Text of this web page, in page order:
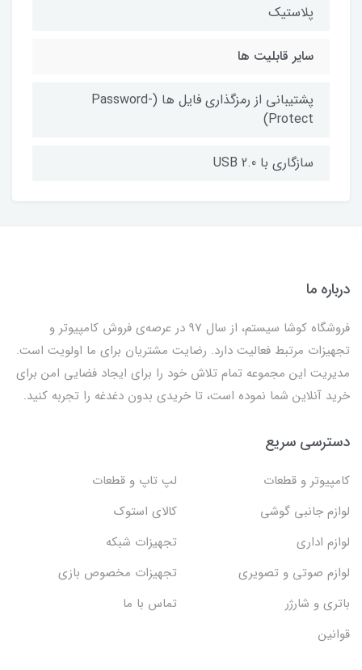
پلاستیک
سایر قابلیت ها
پشتیبانی از رمزگذاری فایل ها (Password-
Protect)
سازگاری با USB 2.0
درباره ما
فروشگاه کوشا سیستم، از سال 97 در عرصه‌ی فروش کامپیوتر و
تجهیزات مرتبط فعالیت دارد. رضایت مشتریان برای ما اولویت است.
مدیریت این مجموعه تمام تلاش خود را برای ایجاد فضایی امن برای
خرید آنلاین شما نموده است، تا خریدی بدون دغدغه را تجربه کنید.
دسترسی سریع
کامپیوتر و قطعات
لپ تاپ و قطعات
لوازم جانبی گوشی
کالای استوک
لوازم اداری
تجهیزات شبکه
لوازم صوتی و تصویری
تجهیزات مخصوص بازی
باتری و شارژر
تماس با ما
قوانین